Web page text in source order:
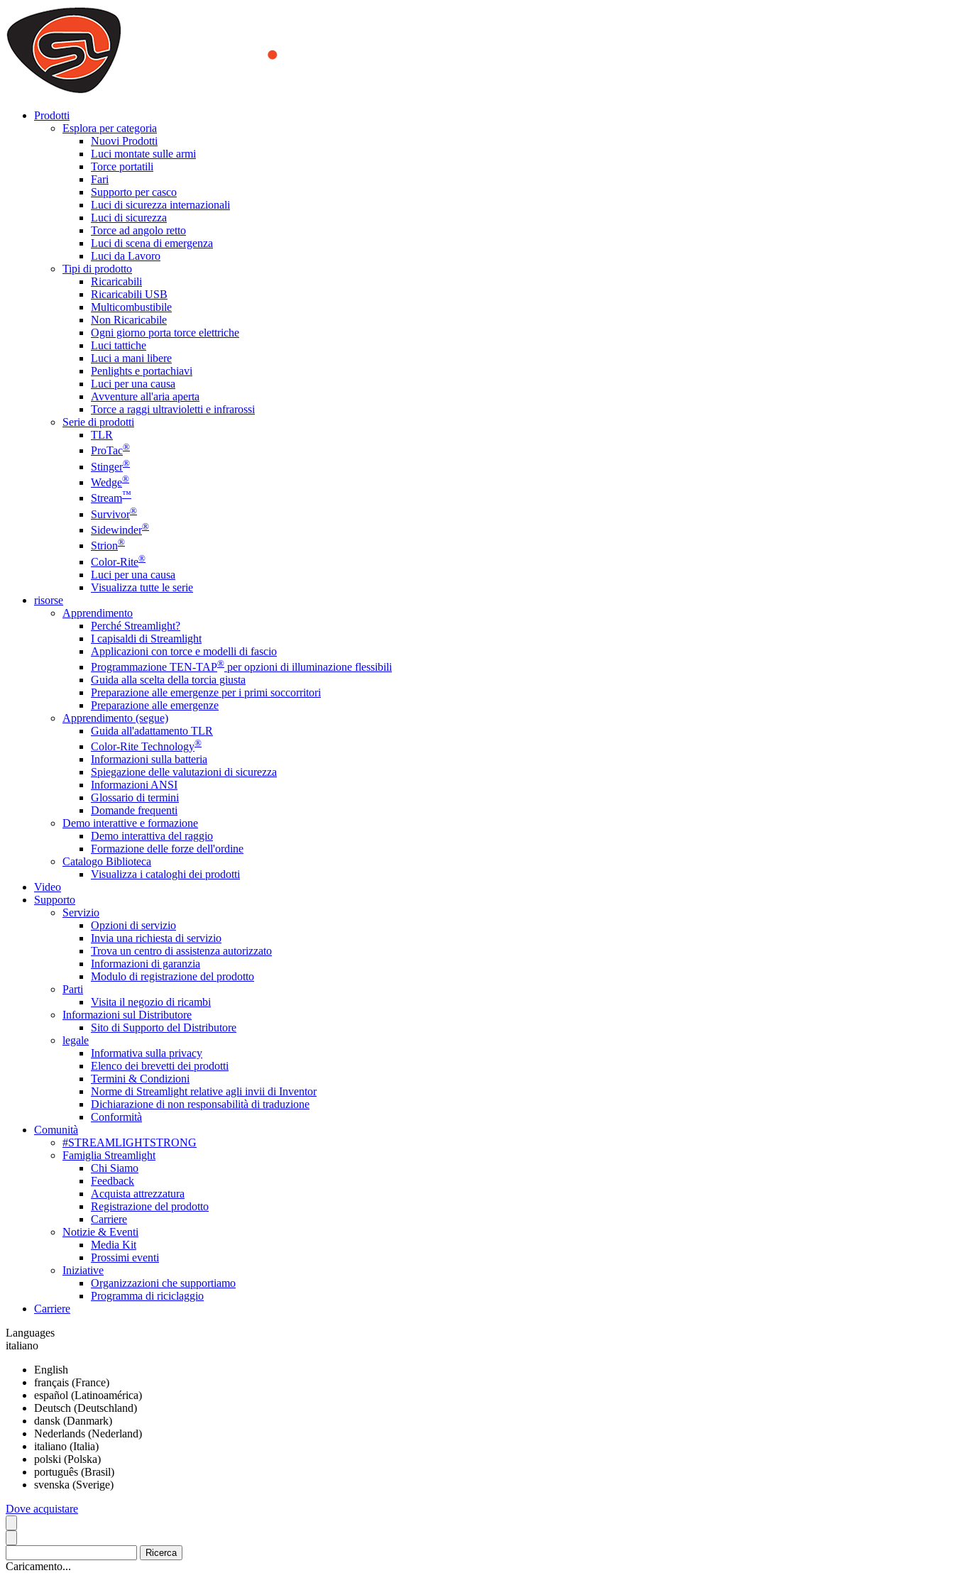
We use cookies to ensure that we provide you the best experience on our website. By continuing to browse this website, you accept that cookies are used to help us analyze how the website is used and to offer
you a better experience. To learn more or to find out how you can disable cookies, you can access our
ACCEPT AND CLOSE
Prodotti
Esplora per categoria
Nuovi Prodotti
Luci montate sulle armi
Torce portatili
Fari
Supporto per casco
Luci di sicurezza internazionali
Luci di sicurezza
Torce ad angolo retto
Luci di scena di emergenza
Luci da Lavoro
Tipi di prodotto
Ricaricabili
Ricaricabili USB
Multicombustibile
Non Ricaricabile
Ogni giorno porta torce elettriche
Luci tattiche
Luci a mani libere
Penlights e portachiavi
Luci per una causa
Avventure all'aria aperta
Torce a raggi ultravioletti e infrarossi
Serie di prodotti
TLR
ProTac®
Stinger®
Wedge®
Stream™
Survivor®
Sidewinder®
Strion®
Color-Rite®
Luci per una causa
Visualizza tutte le serie
risorse
Apprendimento
Perché Streamlight?
I capisaldi di Streamlight
Applicazioni con torce e modelli di fascio
Programmazione TEN-TAP® per opzioni di illuminazione flessibili
Guida alla scelta della torcia giusta
Preparazione alle emergenze per i primi soccorritori
Preparazione alle emergenze
Apprendimento (segue)
Guida all'adattamento TLR
Color-Rite Technology®
Informazioni sulla batteria
Spiegazione delle valutazioni di sicurezza
Informazioni ANSI
Glossario di termini
Domande frequenti
Demo interattive e formazione
Demo interattiva del raggio
Formazione delle forze dell'ordine
Catalogo Biblioteca
Visualizza i cataloghi dei prodotti
Video
Supporto
Servizio
Opzioni di servizio
Invia una richiesta di servizio
Trova un centro di assistenza autorizzato
Informazioni di garanzia
Modulo di registrazione del prodotto
Parti
Visita il negozio di ricambi
Informazioni sul Distributore
Sito di Supporto del Distributore
legale
Informativa sulla privacy
Elenco dei brevetti dei prodotti
Termini & Condizioni
Norme di Streamlight relative agli invii di Inventor
Dichiarazione di non responsabilità di traduzione
Conformità
Comunità
#STREAMLIGHTSTRONG
Famiglia Streamlight
Chi Siamo
Feedback
Acquista attrezzatura
Registrazione del prodotto
Carriere
Notizie & Eventi
Media Kit
Prossimi eventi
Iniziative
Organizzazioni che supportiamo
Programma di riciclaggio
Carriere
Languages
italiano
English
français (France)
español (Latinoamérica)
Deutsch (Deutschland)
dansk (Danmark)
Nederlands (Nederland)
italiano (Italia)
polski (Polska)
português (Brasil)
svenska (Sverige)
Dove acquistare
Caricamento...